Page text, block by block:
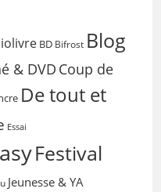
BD Bifrost Blog
& DVD Coup de
De tout et
Essai
Festival
Jeunesse & YA